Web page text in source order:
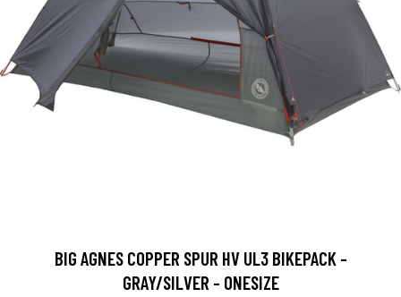
BIG AGNES COPPER SPUR HV UL3 BIKEPACK -
GRAY/SILVER - ONESIZE